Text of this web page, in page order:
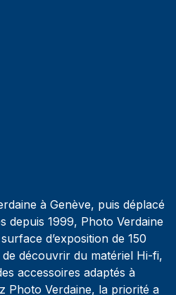
à Genève, puis déplacé
depuis 1999, Photo Verdaine
d’exposition de 150
découvrir du matériel Hi-fi,
accessoires adaptés à
Photo Verdaine, la priorité a